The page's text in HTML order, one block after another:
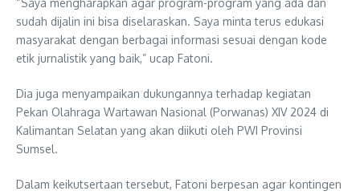
“Saya mengharapkan agar program-program yang ada dan
sudah dijalin ini bisa diselaraskan. Saya minta terus edukasi
masyarakat dengan berbagai informasi sesuai dengan kode
etik jurnalistik yang baik,” ucap Fatoni.
Dia juga menyampaikan dukungannya terhadap kegiatan
Pekan Olahraga Wartawan Nasional (Porwanas) XIV 2024 di
Kalimantan Selatan yang akan diikuti oleh PWI Provinsi
Sumsel.
Dalam keikutsertaan tersebut, Fatoni berpesan agar kontingen